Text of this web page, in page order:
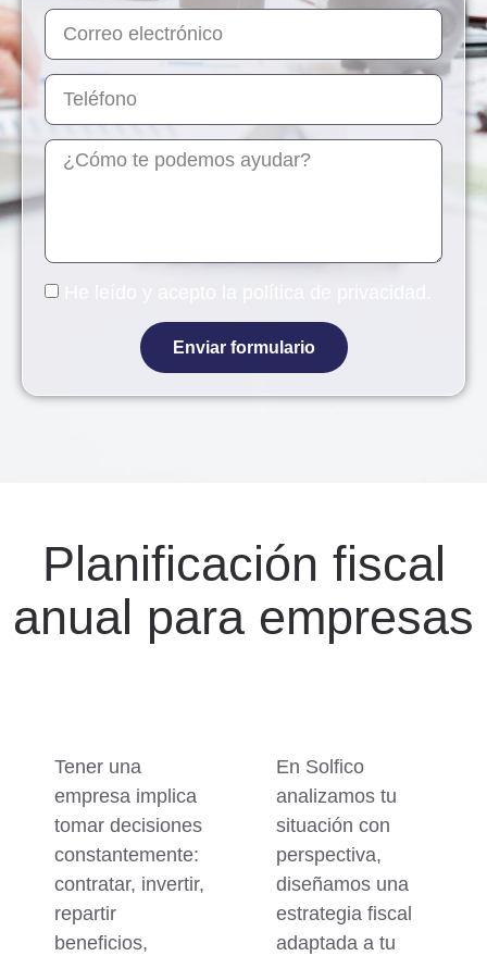
Enviar formulario
Planificación fiscal
anual para empresas
Tener una
empresa implica
tomar decisiones
constantemente:
contratar, invertir,
repartir
beneficios,
En Solfico
analizamos tu
situación con
perspectiva,
diseñamos una
estrategia fiscal
adaptada a tu